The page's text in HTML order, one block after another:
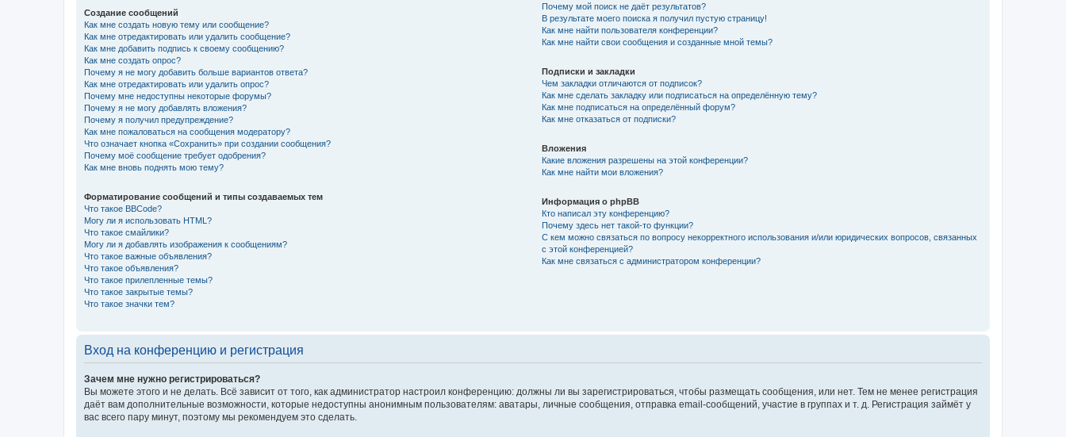
Создание сообщений
Как мне создать новую тему или сообщение?
Как мне отредактировать или удалить сообщение?
Как мне добавить подпись к своему сообщению?
Как мне создать опрос?
Почему я не могу добавить больше вариантов ответа?
Как мне отредактировать или удалить опрос?
Почему мне недоступны некоторые форумы?
Почему я не могу добавлять вложения?
Почему я получил предупреждение?
Как мне пожаловаться на сообщения модератору?
Что означает кнопка «Сохранить» при создании сообщения?
Почему моё сообщение требует одобрения?
Как мне вновь поднять мою тему?
Форматирование сообщений и типы создаваемых тем
Что такое BBCode?
Могу ли я использовать HTML?
Что такое смайлики?
Могу ли я добавлять изображения к сообщениям?
Что такое важные объявления?
Что такое объявления?
Что такое прилепленные темы?
Что такое закрытые темы?
Что такое значки тем?
Почему мой поиск не даёт результатов?
В результате моего поиска я получил пустую страницу!
Как мне найти пользователя конференции?
Как мне найти свои сообщения и созданные мной темы?
Подписки и закладки
Чем закладки отличаются от подписок?
Как мне сделать закладку или подписаться на определённую тему?
Как мне подписаться на определённый форум?
Как мне отказаться от подписки?
Вложения
Какие вложения разрешены на этой конференции?
Как мне найти мои вложения?
Информация о phpBB
Кто написал эту конференцию?
Почему здесь нет такой-то функции?
С кем можно связаться по вопросу некорректного использования и/или юридических вопросов, связанных
с этой конференцией?
Как мне связаться с администратором конференции?
Вход на конференцию и регистрация
Зачем мне нужно регистрироваться?
Вы можете этого и не делать. Всё зависит от того, как администратор настроил конференцию: должны ли вы зарегистрироваться, чтобы размещать сообщения, или нет. Тем не менее регистрация
даёт вам дополнительные возможности, которые недоступны анонимным пользователям: аватары, личные сообщения, отправка email-сообщений, участие в группах и т. д. Регистрация займёт у
вас всего пару минут, поэтому мы рекомендуем это сделать.